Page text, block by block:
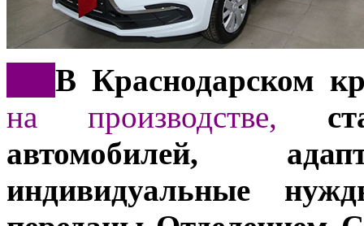
В Краснодарском
на производстве,
автомобилей,
индивидуальные